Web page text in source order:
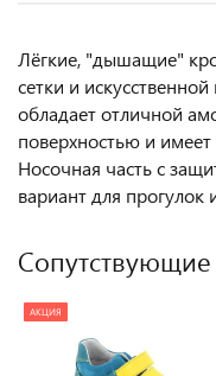
Лёгкие, "дышащие"
сетки и
обладает отличной
поверхностью и
Носочная часть с
вариант для прогулок
АКЦИЯ